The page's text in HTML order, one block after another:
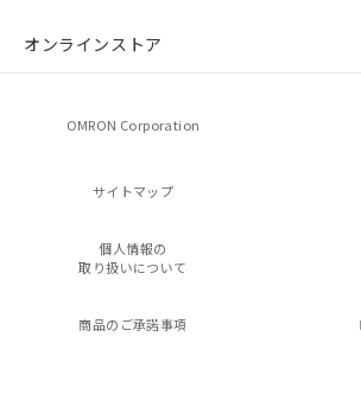
オンラインストア
OMRON Corporation
サイトマップ
個人情報の
取り扱いについて
商品のご承諾事項